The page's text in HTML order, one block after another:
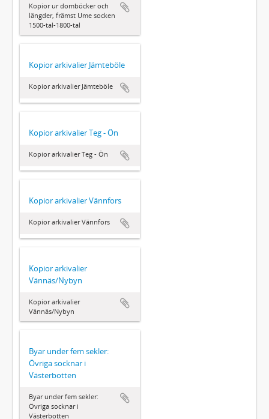
Kopior ur domböcker och
längder, främst Ume socken
1500-tal-1800-tal
Kopior arkivalier Jämteböle
Kopior arkivalier Jämteböle
Kopior arkivalier Teg - Ön
Kopior arkivalier Teg - Ön
Kopior arkivalier Vännfors
Kopior arkivalier Vännfors
Kopior arkivalier
Vännäs/Nybyn
Kopior arkivalier
Vännäs/Nybyn
Byar under fem sekler:
Övriga socknar i
Västerbotten
Byar under fem sekler:
Övriga socknar i
Västerbotten